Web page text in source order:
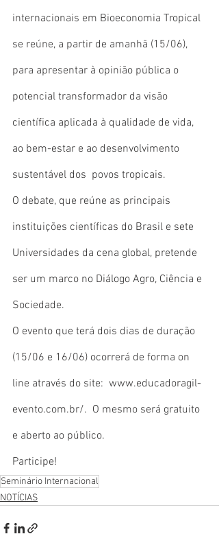
internacionais em Bioeconomia Tropical
se reúne, a partir de amanhã (15/06),
para apresentar à opinião pública o
potencial transformador da visão
científica aplicada à qualidade de vida,
ao bem-estar e ao desenvolvimento
sustentável dos  povos tropicais.
O debate, que reúne as principais
instituições científicas do Brasil e sete
Universidades da cena global, pretende
ser um marco no Diálogo Agro, Ciência e
Sociedade.
O evento que terá dois dias de duração
(15/06 e 16/06) ocorrerá de forma on
line através do site:  www.educadoragil-
evento.com.br/.  O mesmo será gratuito
e aberto ao público.
Participe!
Seminário Internacional
NOTÍCIAS